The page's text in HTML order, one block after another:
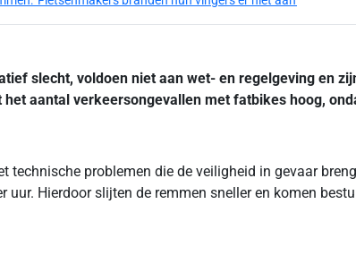
slecht, voldoen niet aan wet- en regelgeving en
aantal verkeersongevallen met fatbikes hoog,
technische problemen die de veiligheid in gevaar
uur. Hierdoor slijten de remmen sneller en komen